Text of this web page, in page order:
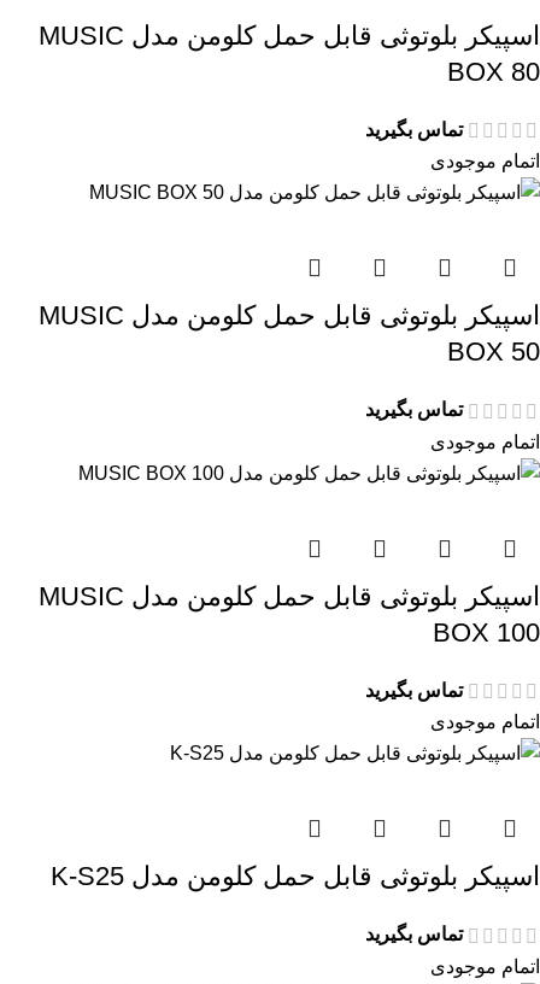
اسپیکر بلوتوثی قابل حمل کلومن مدل MUSIC
BOX 80
تماس بگیرید
اتمام موجودی
اسپیکر بلوتوثی قابل حمل کلومن مدل MUSIC
BOX 50
تماس بگیرید
اتمام موجودی
اسپیکر بلوتوثی قابل حمل کلومن مدل MUSIC
BOX 100
تماس بگیرید
اتمام موجودی
اسپیکر بلوتوثی قابل حمل کلومن مدل K-S25
تماس بگیرید
اتمام موجودی